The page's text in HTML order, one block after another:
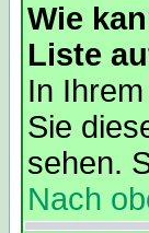
Wie
Liste
In
Sie
sehen.
Nach